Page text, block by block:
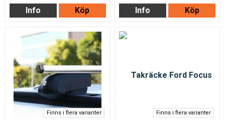
Info Köp Info Köp
Finns i flera varianter Finns i flera varianter